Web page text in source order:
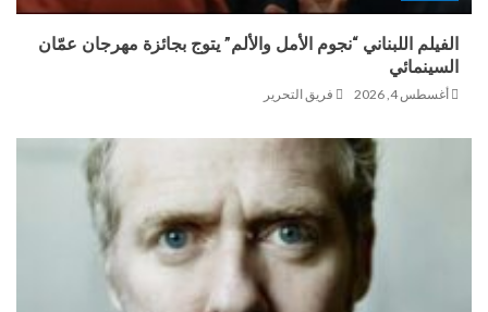
الفيلم اللبناني “نجوم الأمل والألم” يتوج بجائزة مهرجان عمّان
السينمائي
أغسطس 4, 2026 فريق التحرير